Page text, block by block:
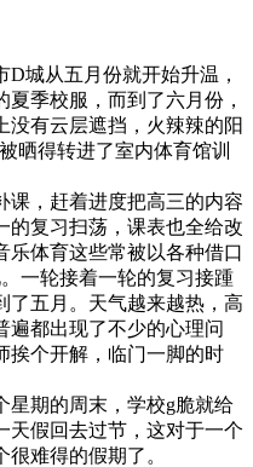
城从五月份就开始升温，
季校服，而到了六月份，
没有云层遮挡，火辣辣的阳
晒得转进了室内体育馆训
课，赶着进度把高三的内容
的复习扫荡，课表也全给改
乐体育这些常被以各种借口
一轮接着一轮的复习接踵
了五月。天气越来越热，高
遍都出现了不少的心理问
挨个开解，临门一脚的时
星期的周末，学校g脆就给
天假回去过节，这对于一个
难得的假期了。